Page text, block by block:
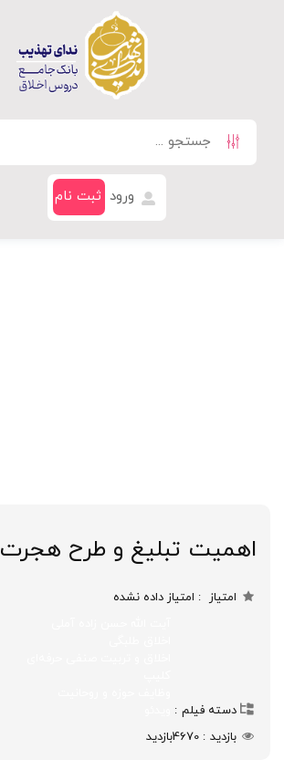
ورود ثبت نام
اهمیت تبلیغ و طرح هجرت
امتیاز امتیاز داده نشده
دسته فیلم
بازدید
4670بازدید